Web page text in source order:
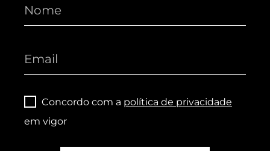
Concordo com a política de privacidade
em vigor